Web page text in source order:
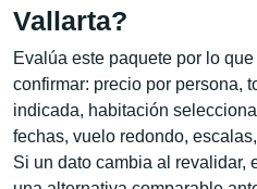
Vallarta?
Evalúa este paquete por lo
confirmar: precio por persona,
indicada, habitación
fechas, vuelo redondo,
Si un dato cambia al revalidar,